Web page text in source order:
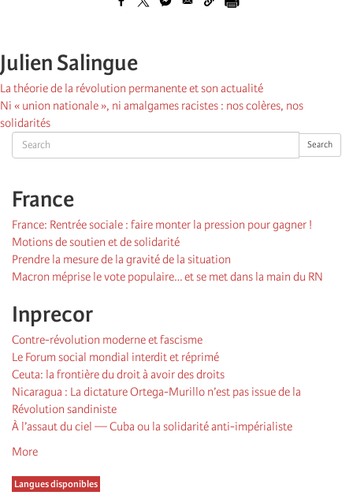
Search Search
France
France: Rentrée sociale : faire monter la pression pour gagner !
Motions de soutien et de solidarité
Prendre la mesure de la gravité de la situation
Macron méprise le vote populaire… et se met dans la main du RN
Inprecor
Contre-révolution moderne et fascisme
Le Forum social mondial interdit et réprimé
Ceuta: la frontière du droit à avoir des droits
Nicaragua : La dictature Ortega-Murillo n’est pas issue de la
Révolution sandiniste
À l’assaut du ciel — Cuba ou la solidarité anti-impérialiste
More
Langues disponibles
Julien Salingue
La théorie de la révolution permanente et son actualité
Ni « union nationale », ni amalgames racistes : nos colères, nos
solidarités